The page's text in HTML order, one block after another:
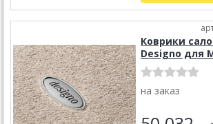
Коврики
Designo для
на заказ